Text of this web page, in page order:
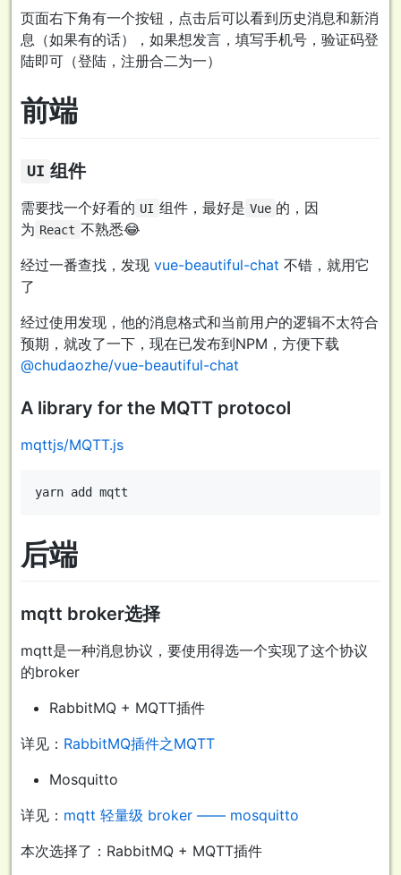
页面右下角有一个按钮，点击后可以看到历史消息和新消
息（如果有的话），如果想发言，填写手机号，验证码登
陆即可（登陆，注册合二为一）
前端
UI 组件
需要找一个好看的 UI 组件，最好是 Vue 的，因
为 React 不熟悉😂
经过一番查找，发现 vue-beautiful-chat 不错，就用它
了
经过使用发现，他的消息格式和当前用户的逻辑不太符合
预期，就改了一下，现在已发布到NPM，方便下载
@chudaozhe/vue-beautiful-chat
A library for the MQTT protocol
mqttjs/MQTT.js
后端
mqtt broker选择
mqtt是一种消息协议，要使用得选一个实现了这个协议
的broker
RabbitMQ + MQTT插件
详见： RabbitMQ插件之MQTT
Mosquitto
详见： mqtt 轻量级 broker —— mosquitto
本次选择了：RabbitMQ + MQTT插件